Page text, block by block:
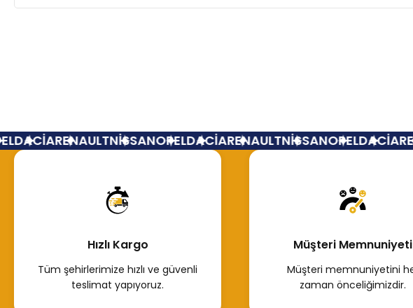
DACİARENAULTNİSSANOPELDACİARENAULTNİSSANOPELDACİA
Hızlı Kargo
Tüm şehirlerimize hızlı ve güvenli
teslimat yapıyoruz.
Müşteri Memnuniyeti
Müşteri memnuniyetini
zaman önceliğimizdir.